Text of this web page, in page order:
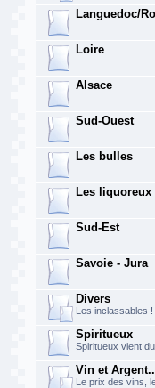
Languedoc/
Loire
Alsace
Sud-Ouest
Les bulles
Les liquoreux
Sud-Est
Savoie - Jura
Divers
Les inclassables !
Spiritueux
Spiritueux vient
Vin et
Le prix des vins,